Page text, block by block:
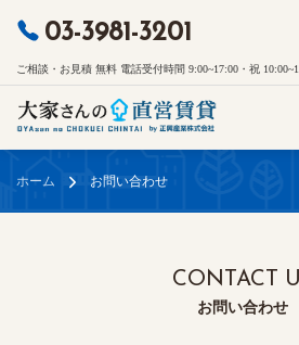
03-3981-3201
ご相談・お見積 無料 電話受付時間 9:00~17:00・祝
ホーム お問い合わせ
CONTACT
お問い合わせ